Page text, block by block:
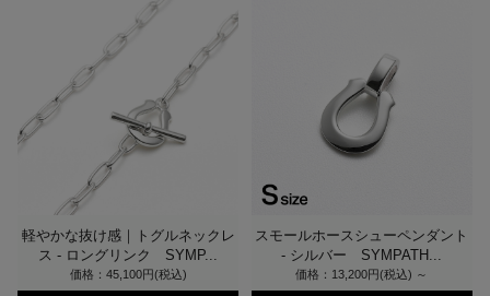
軽やかな抜け感｜トグルネックレ
ス - ロングリンク SYMP...
価格：45,100円(税込)
スモールホースシューペンダント
- シルバー SYMPATH...
価格：13,200円(税込) ～